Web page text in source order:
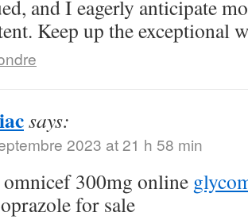
and I eagerly anticipate
Keep up the exceptional
says:
2023 at 21 h 58 min
300mg online
for sale